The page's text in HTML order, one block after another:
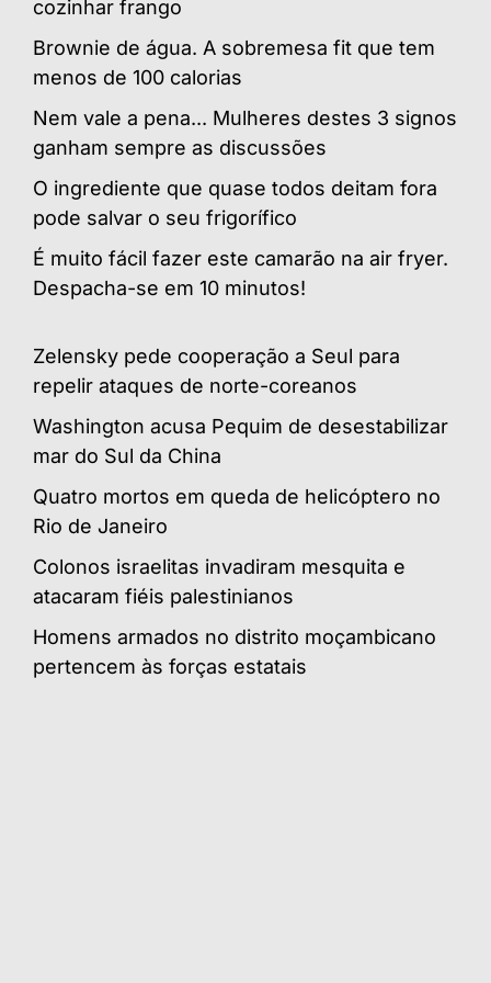
cozinhar frango
Brownie de água. A sobremesa fit que tem
menos de 100 calorias
Nem vale a pena... Mulheres destes 3 signos
ganham sempre as discussões
O ingrediente que quase todos deitam fora
pode salvar o seu frigorífico
É muito fácil fazer este camarão na air fryer.
Despacha-se em 10 minutos!
Zelensky pede cooperação a Seul para
repelir ataques de norte-coreanos
Washington acusa Pequim de desestabilizar
mar do Sul da China
Quatro mortos em queda de helicóptero no
Rio de Janeiro
Colonos israelitas invadiram mesquita e
atacaram fiéis palestinianos
Homens armados no distrito moçambicano
pertencem às forças estatais